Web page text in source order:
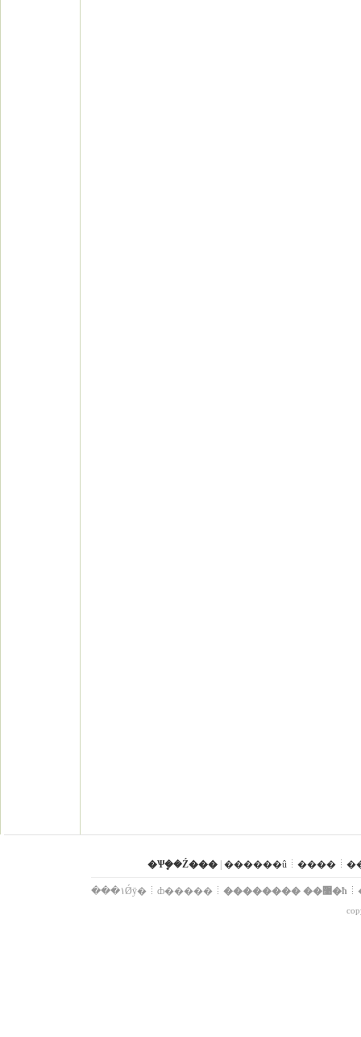
�Ѱܷ��Ź��� ������û ����
���۱Ǿȳ� ȸ����� �������� ��޹�ħ